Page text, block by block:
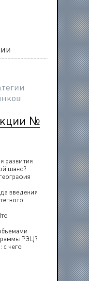
№
развития
шанс?
введения
РЭЦ?
с чего